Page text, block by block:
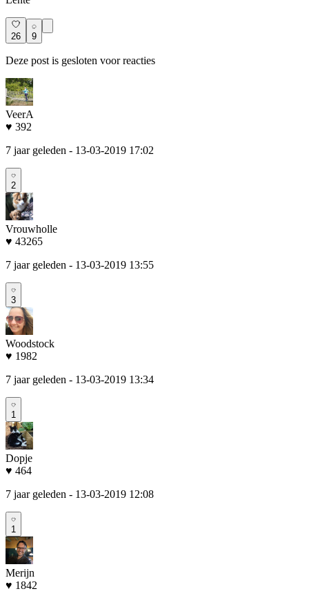
26 9
Deze post is gesloten voor reacties
VeerA
♥ 392
7 jaar geleden - 13-03-2019 17:02
2
Vrouwholle
♥ 43265
7 jaar geleden - 13-03-2019 13:55
3
Woodstock
♥ 1982
7 jaar geleden - 13-03-2019 13:34
1
Dopje
♥ 464
7 jaar geleden - 13-03-2019 12:08
1
Merijn
♥ 1842